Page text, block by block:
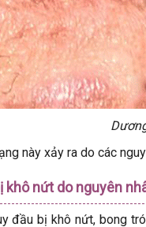
này xảy ra do các
khô nứt do nguyên
đầu bị khô nứt, bong